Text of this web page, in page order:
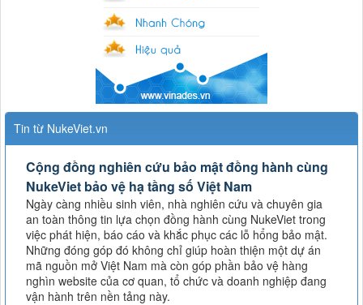
Tin từ NukeViet.vn
Cộng đồng nghiên cứu bảo mật đồng hành cùng
NukeViet bảo vệ hạ tầng số Việt Nam
Ngày càng nhiều sinh viên, nhà nghiên cứu và chuyên gia
an toàn thông tin lựa chọn đồng hành cùng NukeViet trong
việc phát hiện, báo cáo và khắc phục các lỗ hổng bảo mật.
Những đóng góp đó không chỉ giúp hoàn thiện một dự án
mã nguồn mở Việt Nam mà còn góp phần bảo vệ hàng
nghìn website của cơ quan, tổ chức và doanh nghiệp đang
vận hành trên nền tảng này.